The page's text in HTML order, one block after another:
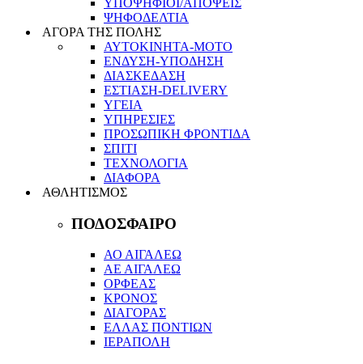
ΥΠΟΨΗΦΙΟΙ/ΑΠΟΨΕΙΣ
ΨΗΦΟΔΕΛΤΙΑ
ΑΓΟΡΑ ΤΗΣ ΠΟΛΗΣ
ΑΥΤΟΚΙΝΗΤΑ-ΜΟΤΟ
ΕΝΔΥΣΗ-ΥΠΟΔΗΣΗ
ΔΙΑΣΚΕΔΑΣΗ
ΕΣΤΙΑΣΗ-DELIVERY
ΥΓΕΙΑ
ΥΠΗΡΕΣΙΕΣ
ΠΡΟΣΩΠΙΚΗ ΦΡΟΝΤΙΔΑ
ΣΠΙΤΙ
ΤΕΧΝΟΛΟΓΙΑ
ΔΙΑΦΟΡΑ
ΑΘΛΗΤΙΣΜΟΣ
ΠΟΔΟΣΦΑΙΡΟ
ΑΟ ΑΙΓΑΛΕΩ
ΑΕ ΑΙΓΑΛΕΩ
ΟΡΦΕΑΣ
ΚΡΟΝΟΣ
ΔΙΑΓΟΡΑΣ
ΕΛΛΑΣ ΠΟΝΤΙΩΝ
ΙΕΡΑΠΟΛΗ